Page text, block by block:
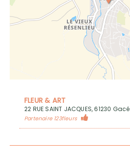
FLEUR & ART
22 RUE SAINT JACQUES, 61230 Gacé
Partenaire 123fleurs